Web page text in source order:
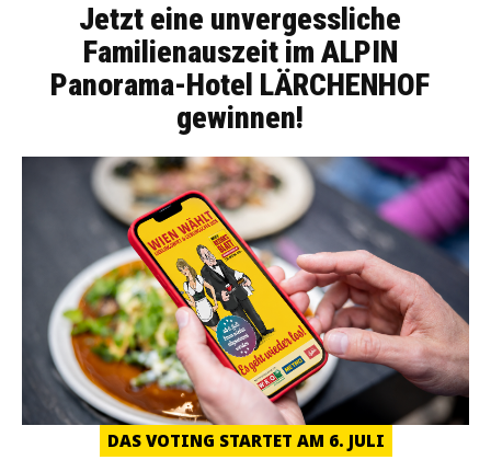
Jetzt eine unvergessliche
Familienauszeit im ALPIN
Panorama-Hotel LÄRCHENHOF
gewinnen!
DAS VOTING STARTET AM 6. JULI